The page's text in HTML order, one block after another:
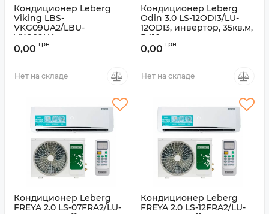
Кондиционер Leberg
Viking LBS-
VKG09UA2/LBU-
VKG09UA, инвертор,
25кв.м, R410А
0,00 грн
Нет на складе
Кондиционер Leberg
Odin 3.0 LS-12ODI3/LU-
12ODI3, инвертор, 35кв.м,
R410
Артикул: LS-12ODI3/LU-12ODI3
0,00 грн
Нет на складе
Кондиционер Leberg
FREYA 2.0 LS-07FRA2/LU-
Кондиционер Leberg
FREYA 2.0 LS-12FRA2/LU-